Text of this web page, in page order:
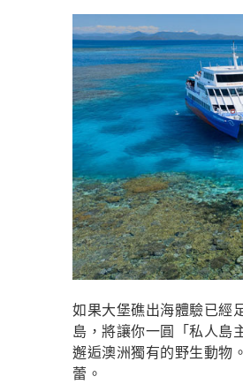
如果大堡礁出海體驗已經
島，將讓你一圓「私人島
邂逅澳洲獨有的野生動物
蕾。